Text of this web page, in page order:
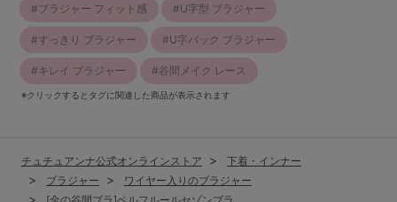
ブラジャー フィット感 U字型 ブラジャー
すっきり ブラジャー U字バック ブラジャー
キレイ ブラジャー 谷間メイク レース
※クリックするとタグに関連した商品が表示されます
チュチュアンナ公式オンラインストア
下着・インナー
ブラジャー
ワイヤー入りのブラジャー